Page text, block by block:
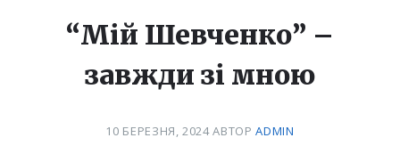
“Мій Шевченко” –
завжди зі мною
10 БЕРЕЗНЯ, 2024АВТОРADMIN